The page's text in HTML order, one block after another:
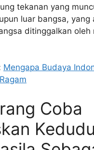
tekanan yang
luar bangsa, yang
ditinggalkan oleh
Mengapa Budaya
Coba